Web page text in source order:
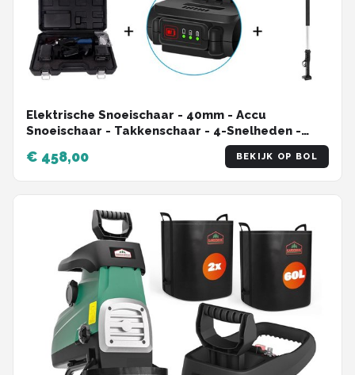
Elektrische Snoeischaar - 40mm - Accu
Snoeischaar - Takkenschaar - 4-Snelheden -
Heggenschaar - Voor Bomen - Struiken - en
Bonsai - 2 Accu - met Paal
€ 458,00 BEKIJK OP BOL